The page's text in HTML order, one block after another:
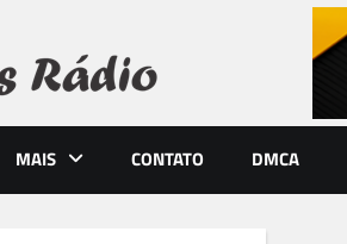
MAIS CONTATO DMCA